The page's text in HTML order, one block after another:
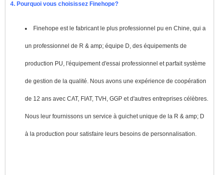
4. Pourquoi vous choisissez Finehope?
Finehope est le fabricant le plus professionnel pu en Chine, qui a
un professionnel de R & amp; équipe D, des équipements de
production PU, l'équipement d'essai professionnel et parfait système
de gestion de la qualité. Nous avons une expérience de coopération
de 12 ans avec CAT, FIAT, TVH, GGP et d'autres entreprises célèbres.
Nous leur fournissons un service à guichet unique de la R & amp; D
à la production pour satisfaire leurs besoins de personnalisation.